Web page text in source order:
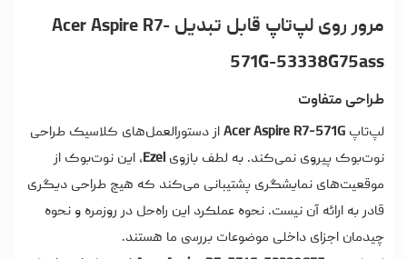
مرور روی لپ‌تاپ قابل تبدیل Acer Aspire R7-
571G-53338G75ass
طراحی متفاوت
لپ‌تاپ Acer Aspire R7-571G از دستورالعمل‌های کلاسیک طراحی
نوت‌بوک پیروی نمی‌کند. به لطف بازوی Ezel، این نوت‌بوک از
موقعیت‌های نمایشگری پشتیبانی می‌کند که هیچ طراحی دیگری
قادر به ارائه آن نیست. نحوه عملکرد این راه‌حل در روزمره و نحوه
چیدمان اجزای داخلی موضوعات بررسی ما هستند.